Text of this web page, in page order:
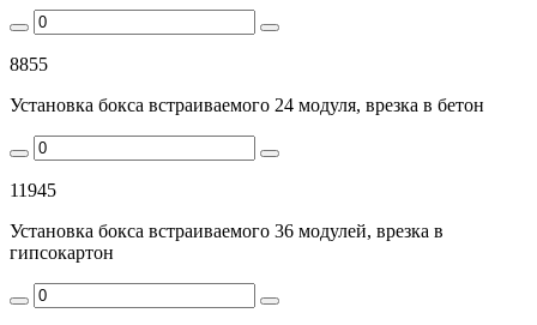
8855
Установка бокса встраиваемого 24 модуля, врезка в бетон
11945
Установка бокса встраиваемого 36 модулей, врезка в
гипсокартон